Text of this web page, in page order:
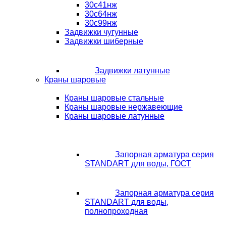
30с41нж
30с64нж
30с99нж
Задвижки чугунные
Задвижки шиберные
Задвижки латунные
Краны шаровые
Краны шаровые стальные
Краны шаровые нержавеющие
Краны шаровые латунные
Запорная арматура серия
STANDART для воды, ГОСТ
Запорная арматура серия
STANDART для воды,
полнопроходная